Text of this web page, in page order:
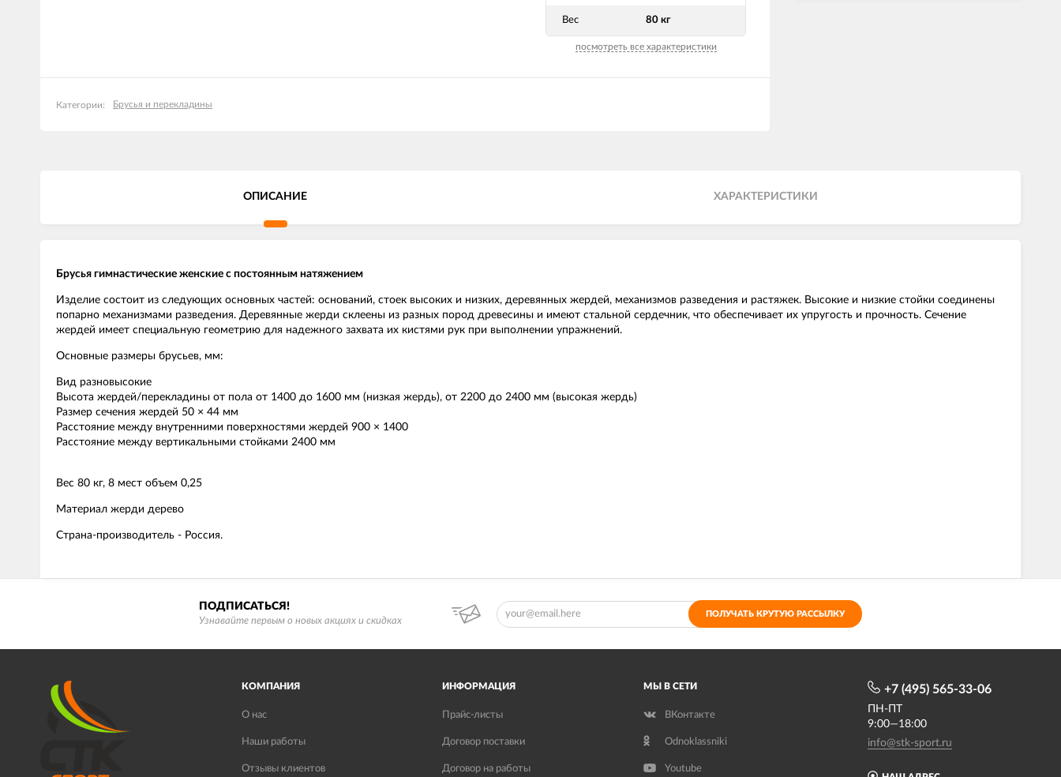
Вес 80 кг
посмотреть все характеристики
Категории: Брусья и перекладины
ОПИСАНИЕ ХАРАКТЕРИСТИКИ
Брусья гимнастические женские с постоянным натяжением
Изделие состоит из следующих основных частей: оснований, стоек высоких и низких, деревянных жердей, механизмов разведения и растяжек. Высокие и низкие стойки соединены
попарно механизмами разведения. Деревянные жерди склеены из разных пород древесины и имеют стальной сердечник, что обеспечивает их упругость и прочность. Сечение
жердей имеет специальную геометрию для надежного захвата их кистями рук при выполнении упражнений.
Основные размеры брусьев, мм:
Вид разновысокие
Высота жердей/перекладины от пола от 1400 до 1600 мм (низкая жердь), от 2200 до 2400 мм (высокая жердь)
Размер сечения жердей 50 × 44 мм
Расстояние между внутренними поверхностями жердей 900 × 1400
Расстояние между вертикальными стойками 2400 мм
Вес 80 кг, 8 мест объем 0,25
Материал жерди дерево
Страна-производитель - Россия.
ПОДПИСАТЬСЯ!
Узнавайте первым о новых акциях и скидках
ПОЛУЧАТЬ КРУТУЮ РАССЫЛКУ
КОМПАНИЯ
О нас
Наши работы
Отзывы клиентов
ИНФОРМАЦИЯ
Прайс-листы
Договор поставки
Договор на работы
МЫ В СЕТИ
ВКонтакте
Odnoklassniki
Youtube
+7 (495) 565-33-06
ПН-ПТ
9:00—18:00
info@stk-sport.ru